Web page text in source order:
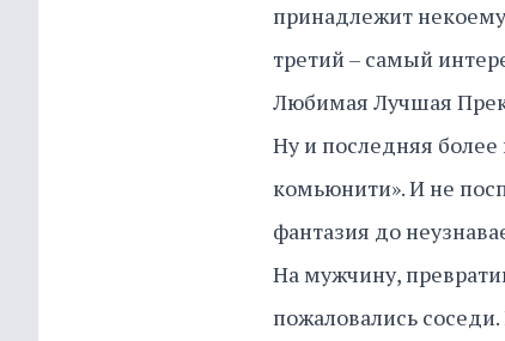
принадлежит
третий – самый
Любимая Лучшая
Ну и последняя
комьюнити». И не
фантазия до
На мужчину,
пожаловались